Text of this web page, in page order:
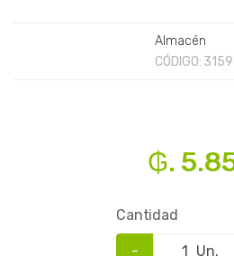
Almacén
CÓDIGO:
₲.
Cantidad
- Un.